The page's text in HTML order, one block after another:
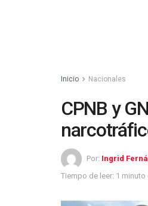
Inicio Nacionales
CPNB y
Por: Ingrid
Tiempo de leer: 1 minuto